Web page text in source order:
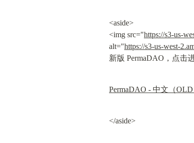
<aside>
<img src="https://s3-us-
alt="https://s3-us-west-
新版 PermaDAO，点击
PermaDAO - 中文（OLD
</aside>